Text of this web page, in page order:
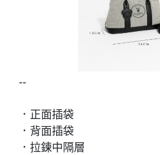
--
．正面插袋
．背面插袋
．拉鍊中隔層